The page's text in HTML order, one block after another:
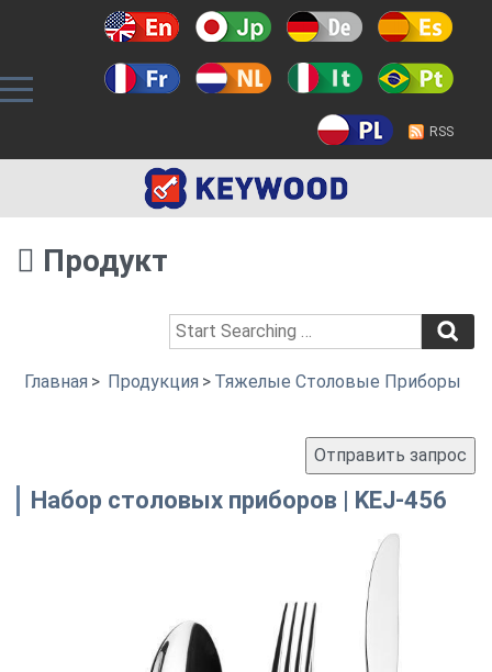
RSS
Продукт
Главная > Продукция > Тяжелые Столовые Приборы
Набор столовых приборов | KEJ-456